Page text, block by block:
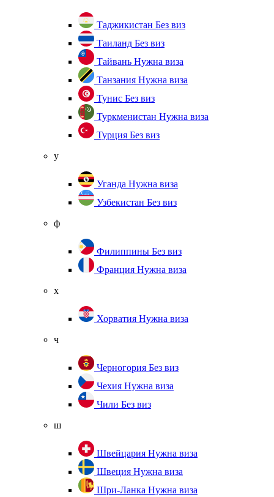
Таджикистан Без виз
Таиланд Без виз
Тайвань Нужна виза
Танзания Нужна виза
Тунис Без виз
Туркменистан Нужна виза
Турция Без виз
у
Уганда Нужна виза
Узбекистан Без виз
ф
Филиппины Без виз
Франция Нужна виза
х
Хорватия Нужна виза
ч
Черногория Без виз
Чехия Нужна виза
Чили Без виз
ш
Швейцария Нужна виза
Швеция Нужна виза
Шри-Ланка Нужна виза